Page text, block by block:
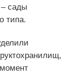
сады
типа.